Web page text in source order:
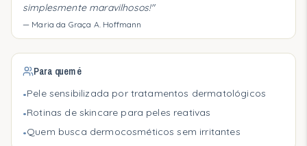
Barreira cutânea
Médicos e Prescritores
simplesmente maravilhosos!"
— Maria da Graça A. Hoffmann
Para quem é
•Pele sensibilizada por tratamentos dermatológicos
•Rotinas de skincare para peles reativas
•Quem busca dermocosméticos sem irritantes